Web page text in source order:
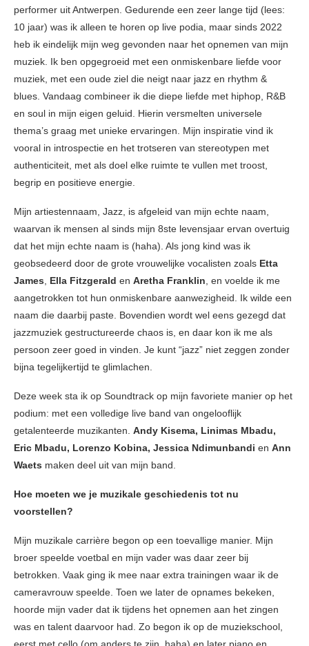
performer uit Antwerpen. Gedurende een zeer lange tijd (lees:
10 jaar) was ik alleen te horen op live podia, maar sinds 2022
heb ik eindelijk mijn weg gevonden naar het opnemen van mijn
muziek. Ik ben opgegroeid met een onmiskenbare liefde voor
muziek, met een oude ziel die neigt naar jazz en rhythm &
blues. Vandaag combineer ik die diepe liefde met hiphop, R&B
en soul in mijn eigen geluid. Hierin versmelten universele
thema’s graag met unieke ervaringen. Mijn inspiratie vind ik
vooral in introspectie en het trotseren van stereotypen met
authenticiteit, met als doel elke ruimte te vullen met troost,
begrip en positieve energie.
Mijn artiestennaam, Jazz, is afgeleid van mijn echte naam,
waarvan ik mensen al sinds mijn 8ste levensjaar ervan overtuig
dat het mijn echte naam is (haha). Als jong kind was ik
geobsedeerd door de grote vrouwelijke vocalisten zoals Etta
James, Ella Fitzgerald en Aretha Franklin, en voelde ik me
aangetrokken tot hun onmiskenbare aanwezigheid. Ik wilde een
naam die daarbij paste. Bovendien wordt wel eens gezegd dat
jazzmuziek gestructureerde chaos is, en daar kon ik me als
persoon zeer goed in vinden. Je kunt “jazz” niet zeggen zonder
bijna tegelijkertijd te glimlachen.
Deze week sta ik op Soundtrack op mijn favoriete manier op het
podium: met een volledige live band van ongelooflijk
getalenteerde muzikanten. Andy Kisema, Linimas Mbadu,
Eric Mbadu, Lorenzo Kobina, Jessica Ndimunbandi en Ann
Waets maken deel uit van mijn band.
Hoe moeten we je muzikale geschiedenis tot nu
voorstellen?
Mijn muzikale carrière begon op een toevallige manier. Mijn
broer speelde voetbal en mijn vader was daar zeer bij
betrokken. Vaak ging ik mee naar extra trainingen waar ik de
cameravrouw speelde. Toen we later de opnames bekeken,
hoorde mijn vader dat ik tijdens het opnemen aan het zingen
was en talent daarvoor had. Zo begon ik op de muziekschool,